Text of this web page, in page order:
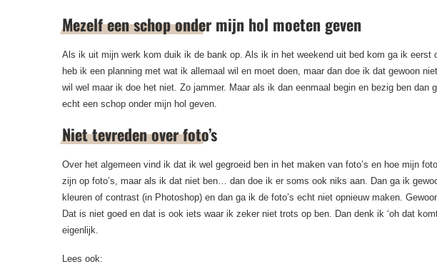
Mezelf een schop onder mijn hol moeten geven
Als ik uit mijn werk kom duik ik de bank op. Als ik in het weekend uit bed kom ga ik eerst
heb ik een planning met wat ik allemaal wil en moet doen, maar dan doe ik dat gewoon
wil wel maar ik doe het niet. Zo jammer. Maar als ik dan eenmaal begin en bezig ben dan
echt een schop onder mijn hol geven.
Niet tevreden over foto’s
Over het algemeen vind ik dat ik wel gegroeid ben in het maken van foto’s en hoe mijn
zijn op foto’s, maar als ik dat niet ben… dan doe ik er soms ook niks aan. Dan ga ik
kleuren of contrast (in Photoshop) en dan ga ik de foto’s echt niet opnieuw maken.
Dat is niet goed en dat is ook iets waar ik zeker niet trots op ben. Dan denk ik ‘oh dat
eigenlijk.
Lees ook: